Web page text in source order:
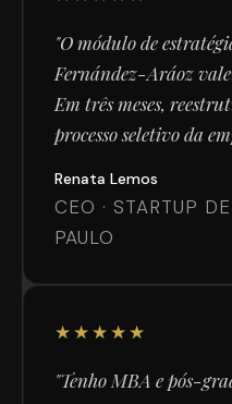
"O módulo de
Fernández-Aráoz
Em três meses,
processo seletivo da
Renata Lemos
CEO · STARTUP
PAULO
★★★★★
"Tenho MBA e pós-